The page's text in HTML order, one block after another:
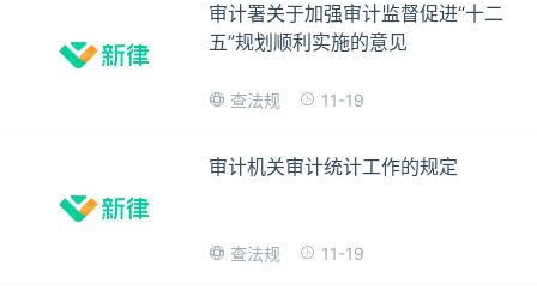
审计署关于加强审计监督促进“十二
五”规划顺利实施的意见
查法规 11-19
审计机关审计统计工作的规定
查法规 11-19